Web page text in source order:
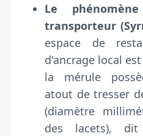
Le
transporteur
espace de
d'ancrage local
la mérule
atout de tresser
(diamètre
des lacets), dit